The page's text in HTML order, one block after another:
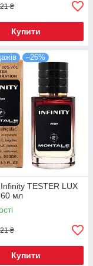
₴
Купити
–26%
TESTER LUX
60 мл
₴
Купити